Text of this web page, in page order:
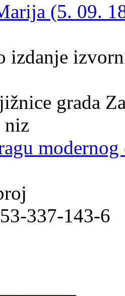
(5. 09.
izdanje
grada
niz
modernog
337-143-6